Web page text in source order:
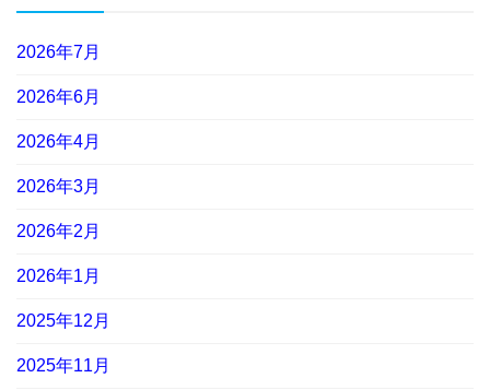
2026年7月
2026年6月
2026年4月
2026年3月
2026年2月
2026年1月
2025年12月
2025年11月